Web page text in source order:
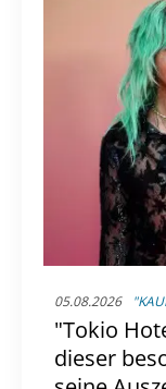
05.08.2026
"Tokio
dieser